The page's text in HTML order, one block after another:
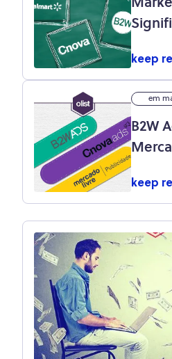
keep
em
B2W
keep